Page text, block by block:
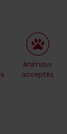
Animaux
acceptés